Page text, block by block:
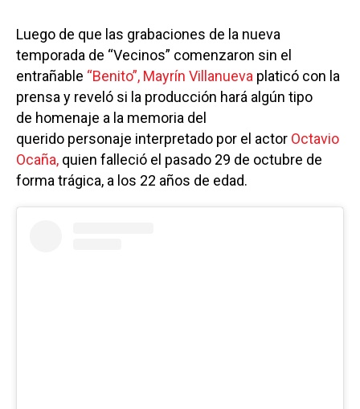
Luego de que las grabaciones de la nueva
temporada de “Vecinos” comenzaron sin el
entrañable “Benito”, Mayrín Villanueva platicó con la
prensa y reveló si la producción hará algún tipo
de homenaje a la memoria del
querido personaje interpretado por el actor Octavio
Ocaña, quien falleció el pasado 29 de octubre de
forma trágica, a los 22 años de edad.